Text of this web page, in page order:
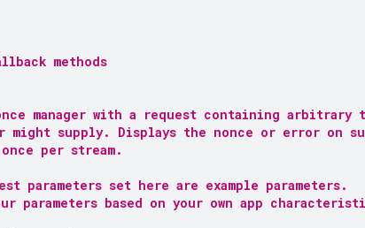
methods
manager with a request containing arbitrary
might supply. Displays the nonce or error on
per stream.
parameters set here are example parameters.
parameters based on your own app